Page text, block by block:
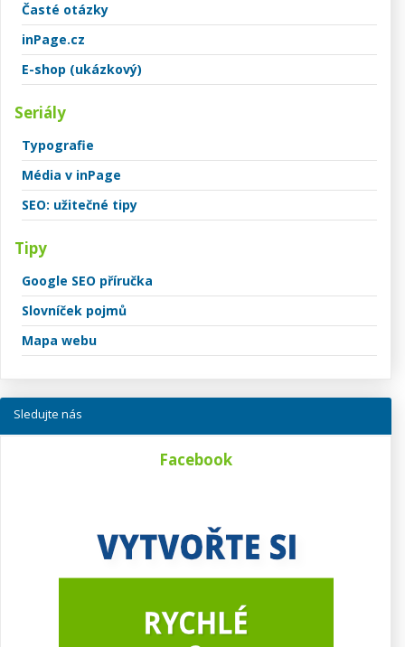
Časté otázky
inPage.cz
E-shop (ukázkový)
Seriály
Typografie
Média v inPage
SEO: užitečné tipy
Tipy
Google SEO příručka
Slovníček pojmů
Mapa webu
Sledujte nás
Facebook